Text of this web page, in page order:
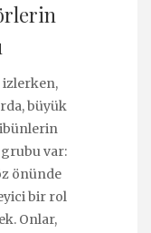
izlerken,
büyük
var:
önünde
bir rol
Onlar,